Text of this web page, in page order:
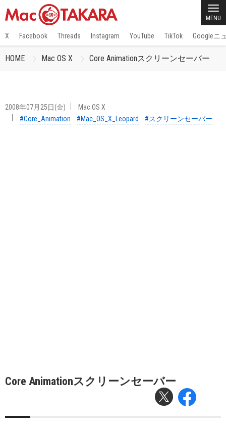
MENU
X Facebook Threads Instagram YouTube TikTok Googleニ
HOME Mac OS X Core Animationスクリーンセーバー
2008年07月25日(金)
Mac OS X
#Core_Animation
#Mac_OS_X_Leopard #スクリーンセーバー
Core Animationスクリーンセーバー